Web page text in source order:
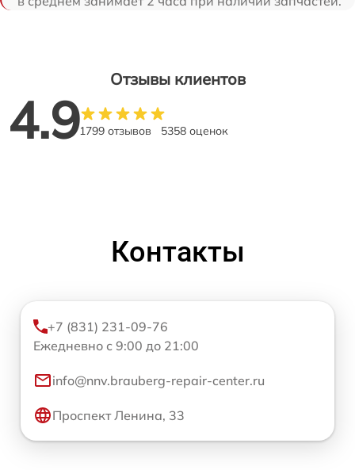
Отзывы клиентов
4.91799 отзывов 5358 оценок
Контакты
+7 (831) 231-09-76
Ежедневно с 9:00 до 21:00
info@nnv.brauberg-repair-center.ru
Проспект Ленина, 33